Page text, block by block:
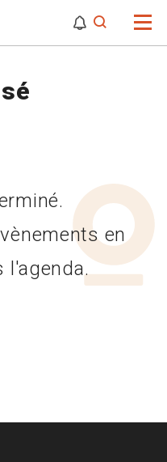
en
l'agenda.